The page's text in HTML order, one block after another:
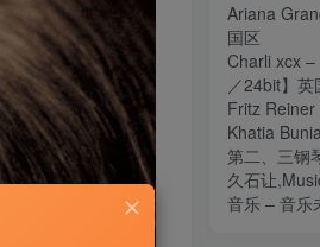
Ariana
国区
Charli xcx
／24bit】英
Fritz Reiner
Khatia
第二、三钢
久石让
音乐 – 音乐